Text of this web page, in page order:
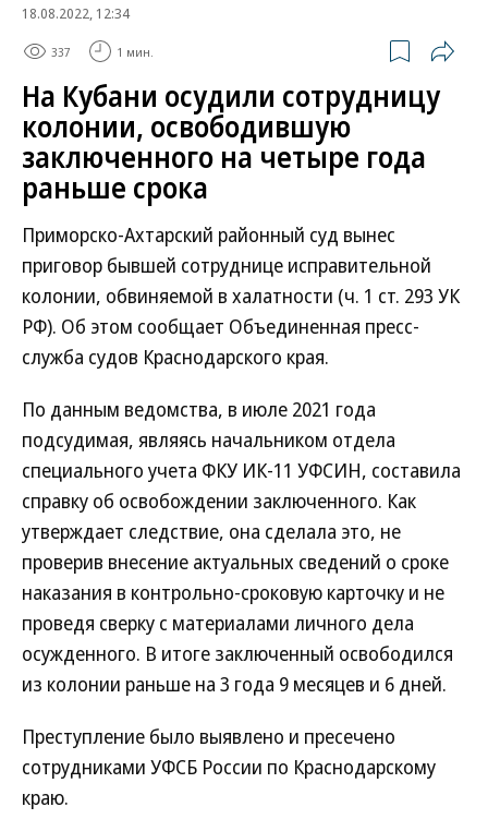
18.08.2022, 12:34
337 1 мин.
На Кубани осудили сотрудницу
колонии, освободившую
заключенного на четыре года
раньше срока
Приморско-Ахтарский районный суд вынес
приговор бывшей сотруднице исправительной
колонии, обвиняемой в халатности (ч. 1 ст. 293 УК
РФ). Об этом сообщает Объединенная пресс-
служба судов Краснодарского края.
По данным ведомства, в июле 2021 года
подсудимая, являясь начальником отдела
специального учета ФКУ ИК-11 УФСИН, составила
справку об освобождении заключенного. Как
утверждает следствие, она сделала это, не
проверив внесение актуальных сведений о сроке
наказания в контрольно-сроковую карточку и не
проведя сверку с материалами личного дела
осужденного. В итоге заключенный освободился
из колонии раньше на 3 года 9 месяцев и 6 дней.
Преступление было выявлено и пресечено
сотрудниками УФСБ России по Краснодарскому
краю.